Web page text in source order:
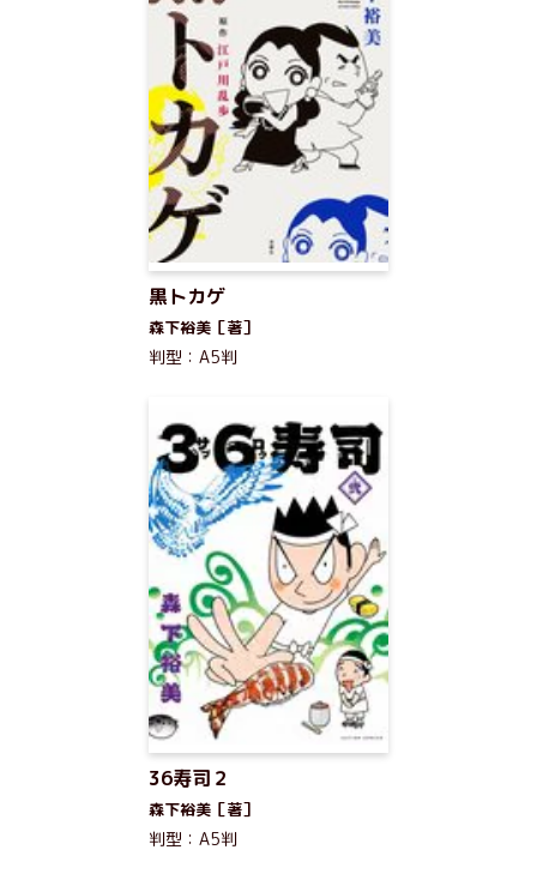
黒トカゲ
森下裕美［著］
判型：A5判
36寿司２
森下裕美［著］
判型：A5判